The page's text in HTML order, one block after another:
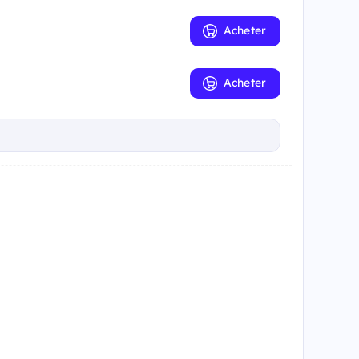
Acheter
Acheter